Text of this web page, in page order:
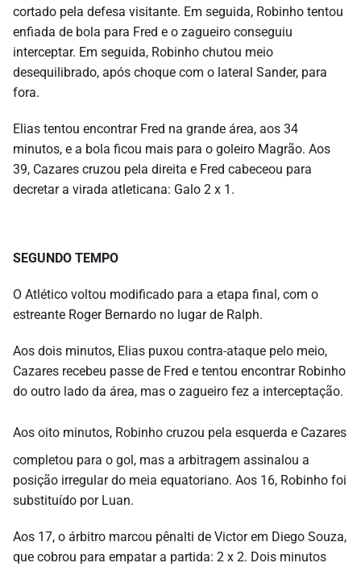
cortado pela defesa visitante. Em seguida, Robinho tentou
enfiada de bola para Fred e o zagueiro conseguiu
interceptar. Em seguida, Robinho chutou meio
desequilibrado, após choque com o lateral Sander, para
fora.
Elias tentou encontrar Fred na grande área, aos 34
minutos, e a bola ficou mais para o goleiro Magrão. Aos
39, Cazares cruzou pela direita e Fred cabeceou para
decretar a virada atleticana: Galo 2 x 1.
SEGUNDO TEMPO
O Atlético voltou modificado para a etapa final, com o
estreante Roger Bernardo no lugar de Ralph.
Aos dois minutos, Elias puxou contra-ataque pelo meio,
Cazares recebeu passe de Fred e tentou encontrar Robinho
do outro lado da área, mas o zagueiro fez a interceptação.
Aos oito minutos, Robinho cruzou pela esquerda e Cazares
completou para o gol, mas a arbitragem assinalou a
posição irregular do meia equatoriano. Aos 16, Robinho foi
substituído por Luan.
Aos 17, o árbitro marcou pênalti de Victor em Diego Souza,
que cobrou para empatar a partida: 2 x 2. Dois minutos